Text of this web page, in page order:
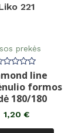
221
prekės
line
formos
180/180
1,20 €